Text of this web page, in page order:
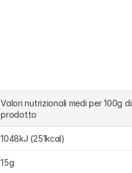
Valori nutrizionali medi per 100g di
prodotto
1048kJ (251kcal)
15g